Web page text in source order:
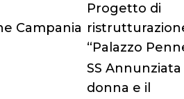
Campania
Progetto di
“Palazzo
SS Annunziata
donna e il